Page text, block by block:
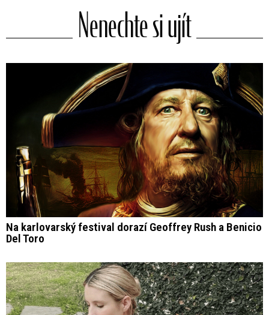
Nenechte si ujít
Na karlovarský festival dorazí Geoffrey Rush a Benicio
Del Toro